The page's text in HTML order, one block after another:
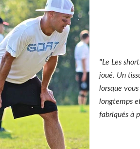
"Le Les
joué. Un
lorsque
longtemps
fabriqués à